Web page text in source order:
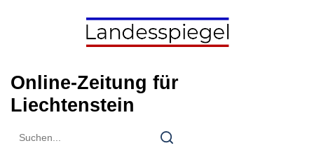
Online-Zeitung für
Liechtenstein
Search
Search